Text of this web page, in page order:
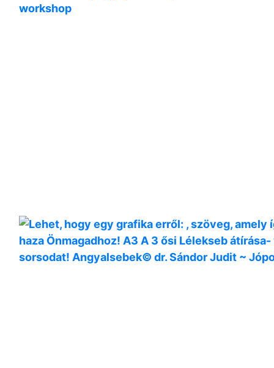
workshop